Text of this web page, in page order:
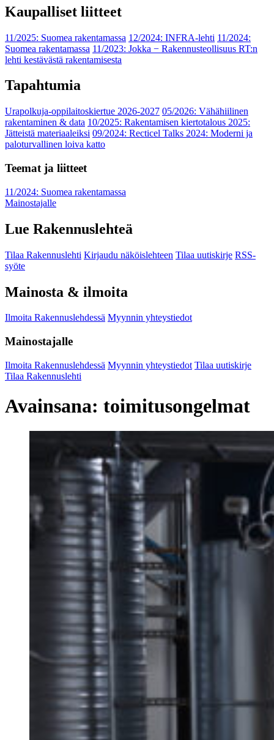
Kaupalliset liitteet
11/2025: Suomea rakentamassa 12/2024: INFRA-lehti 11/2024:
Suomea rakentamassa 11/2023: Jokka − Rakennusteollisuus RT:n
lehti kestävästä rakentamisesta
Tapahtumia
Urapolkuja-oppilaitoskiertue 2026-2027 05/2026: Vähähiilinen
rakentaminen & data 10/2025: Rakentamisen kiertotalous 2025:
Jätteistä materiaaleiksi 09/2024: Recticel Talks 2024: Moderni ja
paloturvallinen loiva katto
Teemat ja liitteet
11/2024: Suomea rakentamassa
Mainostajalle
Lue Rakennuslehteä
Tilaa Rakennuslehti Kirjaudu näköislehteen Tilaa uutiskirje RSS-
syöte
Mainosta & ilmoita
Ilmoita Rakennuslehdessä Myynnin yhteystiedot
Mainostajalle
Ilmoita Rakennuslehdessä Myynnin yhteystiedot Tilaa uutiskirje
Tilaa Rakennuslehti
Avainsana: toimitusongelmat